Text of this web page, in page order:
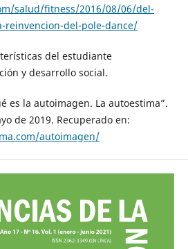
salud/fitness/2016/08/06/del-
reinvencion-del-pole-dance/
del estudiante
y desarrollo social.
es la autoimagen. La autoestima”.
de 2019. Recuperado en:
autoimagen/